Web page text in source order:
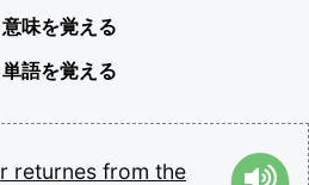
意味を覚える
単語を覚える
returnes from the